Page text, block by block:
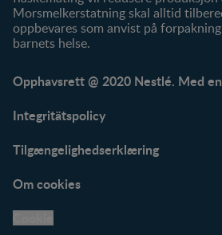
Morsmelkerstatning skal alltid
oppbevares som anvist på
barnets helse.
Opphavsrett @ 2020 Nestlé. Med
Integritätspolicy
Tilgængelighedserklæring
Om cookies